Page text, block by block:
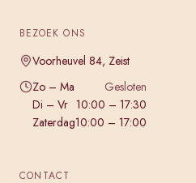
BEZOEK ONS
Voorheuvel 84, Zeist
Zo – Ma
Gesloten
Di – Vr 10:00 – 17:30
Zaterdag10:00 – 17:00
CONTACT